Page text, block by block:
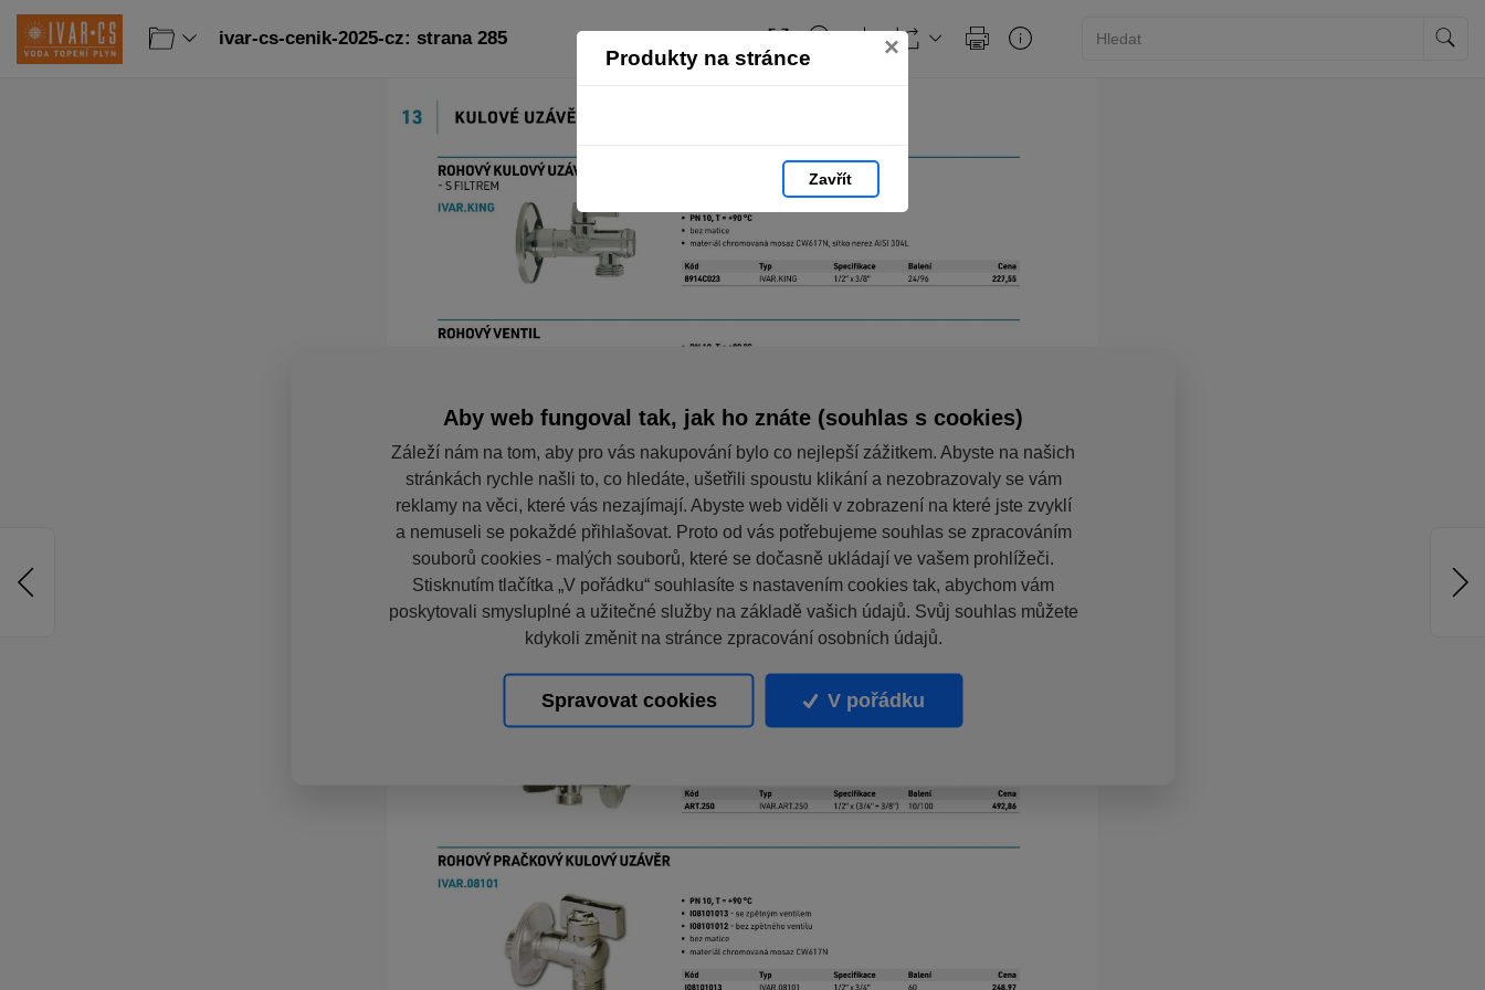
Produkty na stránce ×
Zavřít
ivar-cs-cenik-2025-cz: strana 285
Aby web fungoval tak, jak ho znáte (souhlas s cookies)
Záleží nám na tom, aby pro vás nakupování bylo co nejlepší zážitkem. Abyste na našich
stránkách rychle našli to, co hledáte, ušetřili spoustu klikání a nezobrazovaly se vám
reklamy na věci, které vás nezajímají. Abyste web viděli v zobrazení na které jste zvyklí
a nemuseli se pokaždé přihlašovat. Proto od vás potřebujeme souhlas se zpracováním
souborů cookies - malých souborů, které se dočasně ukládají ve vašem prohlížeči.
Stisknutím tlačítka „V pořádku“ souhlasíte s nastavením cookies tak, abychom vám
poskytovali smysluplné a užitečné služby na základě vašich údajů. Svůj souhlas můžete
kdykoli změnit na stránce zpracování osobních údajů.
Spravovat cookies V pořádku